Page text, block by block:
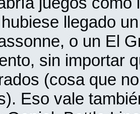
llegado
o un El
sin importar
(cosa que
Eso vale